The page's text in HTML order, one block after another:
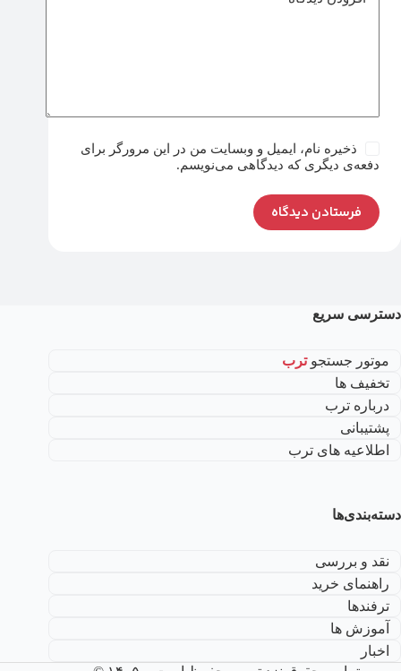
ذخیره نام، ایمیل و وبسایت من در این مرورگر برای
دفعه‌ی دیگری که دیدگاهی می‌نویسم.
فرستادن دیدگاه
دسترسی سریع
موتور جستجوترب
تخفیف ها
درباره ترب
پشتیبانی
اطلاعیه های ترب
دسته‌بندی‌ها
نقد و بررسی
راهنمای خرید
ترفندها
آموزش ها
اخبار